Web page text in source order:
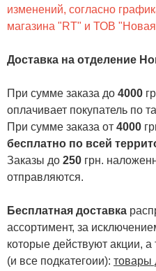
изменений, согласно
магазина "RT" и ТОВ
Доставка на отделение
При сумме заказа до 4000
оплачивает покупатель по
При сумме заказа от 4000
бесплатно по всей
Заказы до 250 грн.
отправляются.
Бесплатная доставка
ассортимент, за
которые действуют акции,
(и все подкатегоии): товары